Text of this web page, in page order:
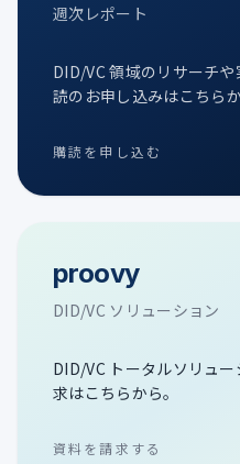
週次レポート
DID/VC 領域のリサーチ
読のお申し込みはこちらか
購読を申し込む
proovy
DID/VC ソリューション
DID/VC トータルソリュ
求はこちらから。
資料を請求する